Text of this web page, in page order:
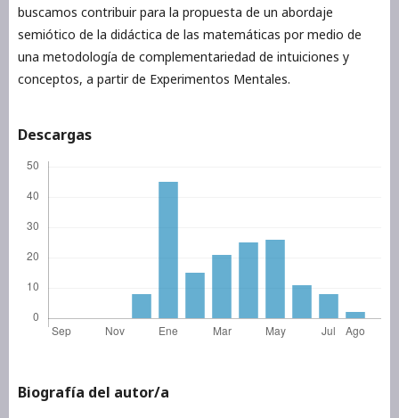
buscamos contribuir para la propuesta de un abordaje
semiótico de la didáctica de las matemáticas por medio de
una metodología de complementariedad de intuiciones y
conceptos, a partir de Experimentos Mentales.
Descargas
Biografía del autor/a